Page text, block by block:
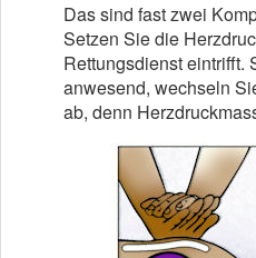
Das sind fast zwei
Setzen Sie die
Rettungsdienst eintrifft.
anwesend, wechseln
ab, denn